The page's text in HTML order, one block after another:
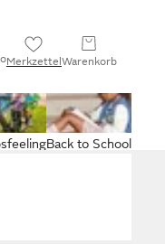
MerkzettelWarenkorb
Back to School